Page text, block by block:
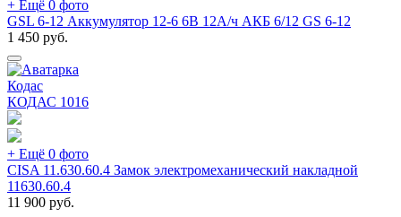
+ Ещё 0 фото
GSL 6-12 Аккумулятор 12-6 6В 12А/ч АКБ 6/12 GS 6-12
1 450 руб.
Кодас
КОДАС 1016
+ Ещё 0 фото
CISA 11.630.60.4 Замок электромеханический накладной
11630.60.4
11 900 руб.